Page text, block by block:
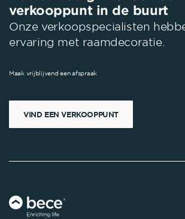
verkooppunt in de buurt
Onze verkoopspecialisten
ervaring met raamdecoratie.
Maak vrijblijvend een afspraak
VIND EEN VERKOOPPUNT